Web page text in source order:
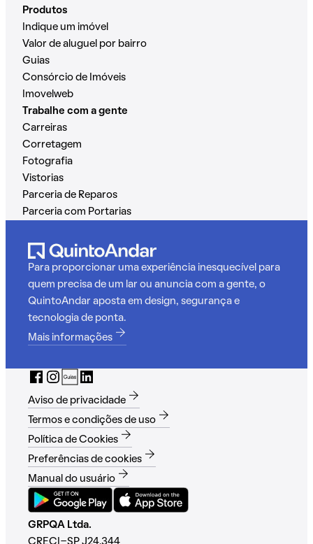
Produtos
Indique um imóvel
Valor de aluguel por bairro
Guias
Consórcio de Imóveis
Imovelweb
Trabalhe com a gente
Carreiras
Corretagem
Fotografia
Vistorias
Parceria de Reparos
Parceria com Portarias
Para proporcionar uma experiência inesquecível para
quem precisa de um lar ou anuncia com a gente, o
QuintoAndar aposta em design, segurança e
tecnologia de ponta.
Mais informações
Aviso de privacidade
Termos e condições de uso
Política de Cookies
Preferências de cookies
Manual do usuário
GRPQA Ltda.